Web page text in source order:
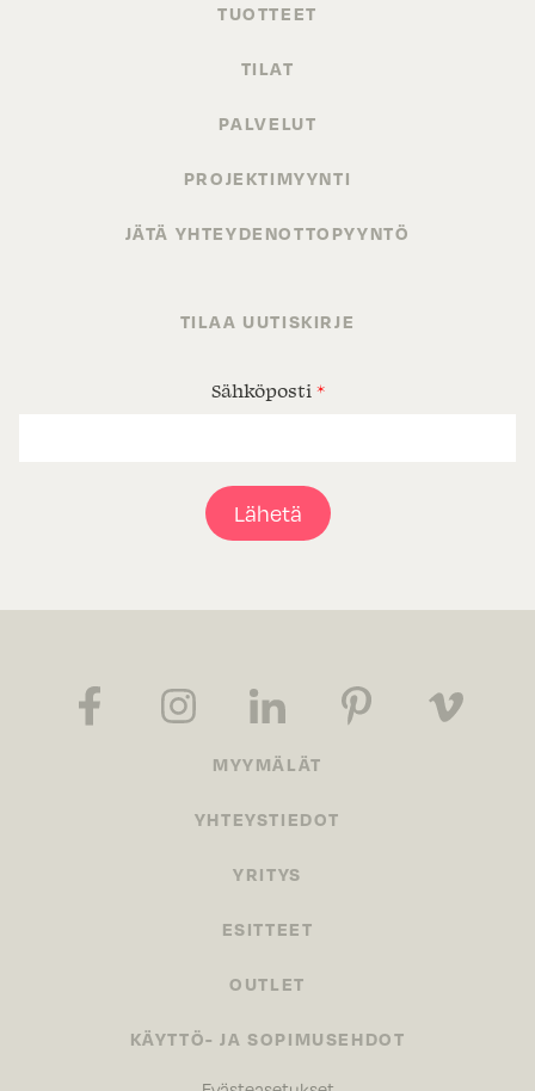
TUOTTEET
TILAT
PALVELUT
PROJEKTIMYYNTI
JÄTÄ YHTEYDENOTTOPYYNTÖ
TILAA UUTISKIRJE
Sähköposti *
Lähetä
MYYMÄLÄT
YHTEYSTIEDOT
YRITYS
ESITTEET
OUTLET
KÄYTTÖ- JA SOPIMUSEHDOT